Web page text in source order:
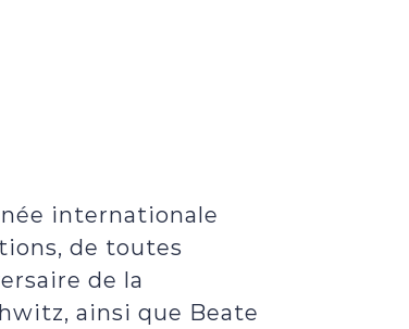
internationale
de toutes
de la
ainsi que Beate